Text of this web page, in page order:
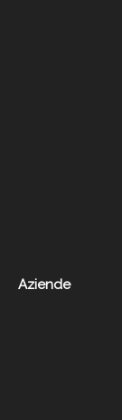
Aziende